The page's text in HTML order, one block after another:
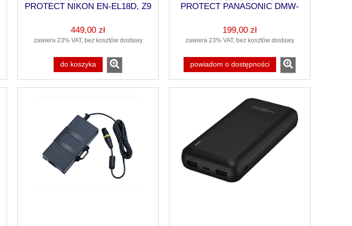
PROTECT NIKON EN-EL18D, Z9
449,00 zł
zawiera 23% VAT, bez kosztów dostawy
do koszyka
PROTECT PANASONIC DMW-
199,00 zł
zawiera 23% VAT, bez kosztów dostawy
powiadom o dostępności